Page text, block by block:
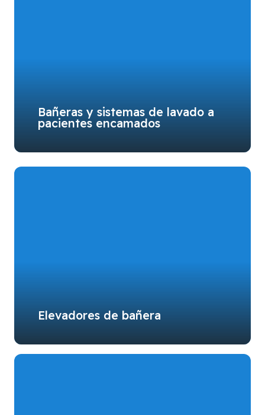
Bañeras y sistemas de lavado a
pacientes encamados
Elevadores de bañera